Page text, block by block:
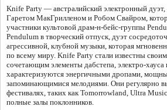
Knife Party — австралийский электронный
Гаретом МакГрилленом и Робом Свайром,
участники культовой драм-н-бейс-группы
Pendulum в творческий отпуск, дуэт
агрессивной, клубной музыки, которая
по всему миру. Knife Party стали известны
сочетающим элементы дабстепа, электро-хауса
характеризуются энергичными дропами,
запоминающимися мелодиями. Они регулярно
фестивалях, таких как Tomorrowland, Ultra
полные залы поклонников.